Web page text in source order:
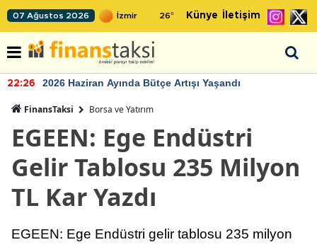
07 Ağustos 2026 26° Künye İletişim
22:26 2026 Haziran Ayında Bütçe Artışı Yaşandı
FinansTaksi Borsa ve Yatırım
EGEEN: Ege Endüstri
Gelir Tablosu 235 Milyon
TL Kar Yazdı
EGEEN: Ege Endüstri gelir tablosu 235 milyon